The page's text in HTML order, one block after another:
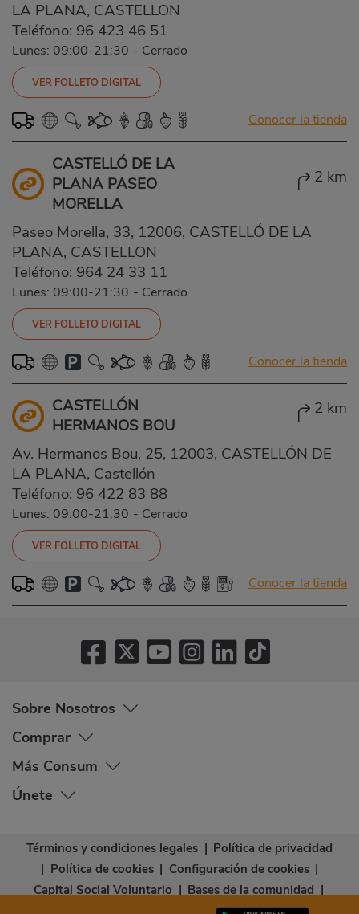
LA PLANA, CASTELLON
Teléfono: 96 423 46 51
Lunes: 09:00-21:30 - Cerrado
VER FOLLETO DIGITAL
Conocer la tienda
CASTELLÓ DE LA
PLANA PASEO
MORELLA
2 km
Paseo Morella, 33, 12006, CASTELLÓ DE LA
PLANA, CASTELLON
Teléfono: 964 24 33 11
Lunes: 09:00-21:30 - Cerrado
VER FOLLETO DIGITAL
Conocer la tienda
CASTELLÓN
HERMANOS BOU
2 km
Av. Hermanos Bou, 25, 12003, CASTELLÓN DE
LA PLANA, Castellón
Teléfono: 96 422 83 88
Lunes: 09:00-21:30 - Cerrado
VER FOLLETO DIGITAL
Conocer la tienda
Sobre Nosotros
Comprar
Más Consum
Únete
Términos y condiciones legales | Política de privacidad
| Política de cookies | Configuración de cookies |
Capital Social Voluntario | Bases de la comunidad |
Declaración de accesibilidad